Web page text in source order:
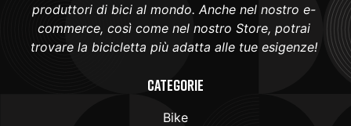
produttori di bici al mondo. Anche nel nostro e-
commerce, così come nel nostro Store, potrai
trovare la bicicletta più adatta alle tue esigenze!
Categorie
Bike